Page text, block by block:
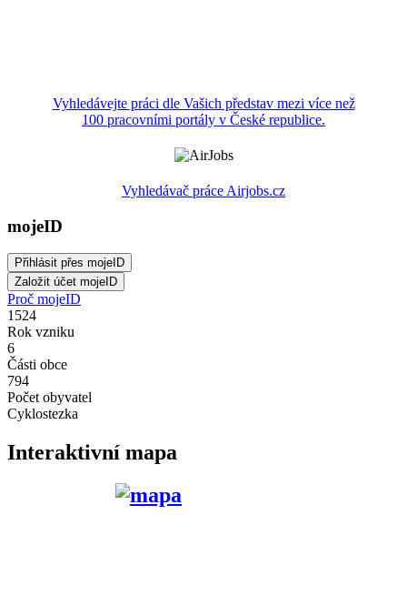
Vyhledávejte práci dle Vašich představ mezi více než
100 pracovními portály v České republice.
Vyhledávač práce Airjobs.cz
mojeID
Proč mojeID
1524
Rok vzniku
6
Části obce
794
Počet obyvatel
Cyklostezka
Interaktivní mapa